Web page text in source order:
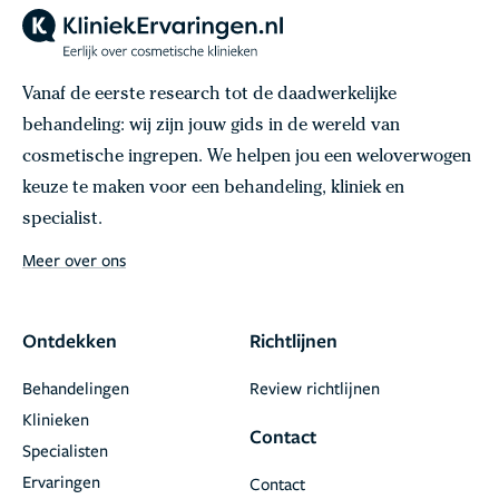
Vanaf de eerste research tot de daadwerkelijke
behandeling: wij zijn jouw gids in de wereld van
cosmetische ingrepen. We helpen jou een weloverwogen
keuze te maken voor een behandeling, kliniek en
specialist.
Meer over ons
Ontdekken
Behandelingen
Klinieken
Specialisten
Ervaringen
Richtlijnen
Review richtlijnen
Contact
Contact